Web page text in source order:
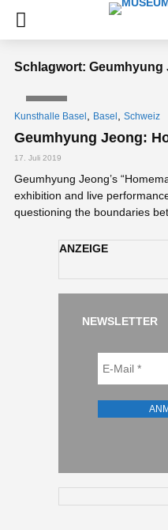
Schlagwort: Geumhyung
Kunsthalle Basel Basel Schweiz
Geumhyung Jeong:
17. Juli 2019
Geumhyung Jeong’s
exhibition and live
questioning the boundaries
ANZEIGE
NEWSLETTER